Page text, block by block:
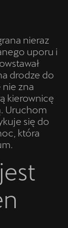
nieraz
uporu i
drodze do
nie zna
kierownicę
Uruchom
się do
która